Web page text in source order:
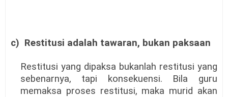
c) Restitusi adalah tawaran, bukan paksaan
Restitusi yang dipaksa bukanlah restitusi yang
sebenarnya, tapi konsekuensi. Bila guru
memaksa proses restitusi, maka murid akan